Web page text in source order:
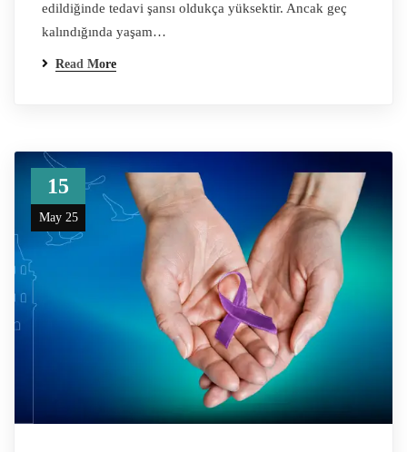
edildiğinde tedavi şansı oldukça yüksektir. Ancak geç
kalındığında yaşam…
Read More
15
May 25